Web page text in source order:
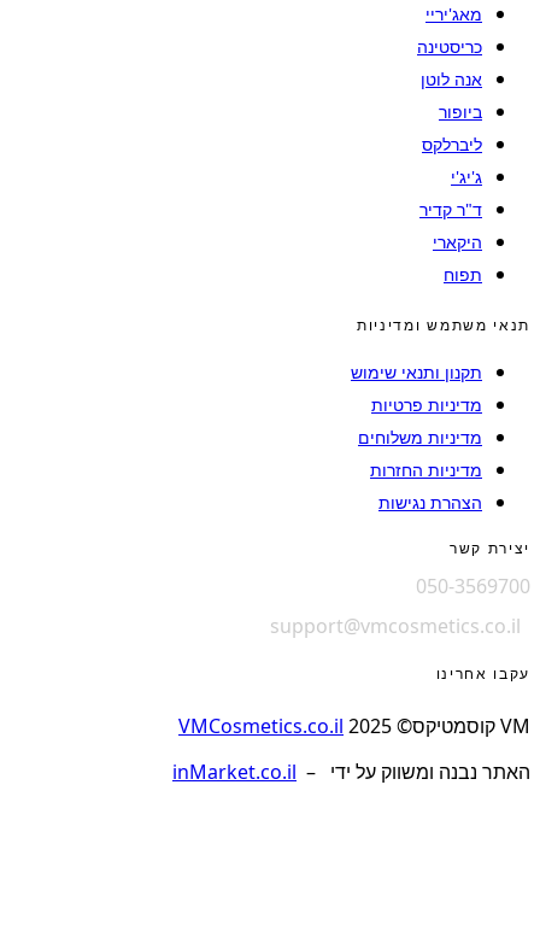
מאג'יריי
כריסטינה
אנה לוטן
ביופור
ליברלקס
ג'יג'י
ד"ר קדיר
היקארי
תפוח
תנאי משתמש ומדיניות
תקנון ותנאי שימוש
מדיניות פרטיות
מדיניות משלוחים
מדיניות החזרות
הצהרת נגישות
יצירת קשר
050-3569700
support@vmcosmetics.co.il
עקבו אחרינו
VM קוסמטיקס© 2025
VMCosmetics.co.il
האתר נבנה ומשווק על ידי – inMarket.co.il